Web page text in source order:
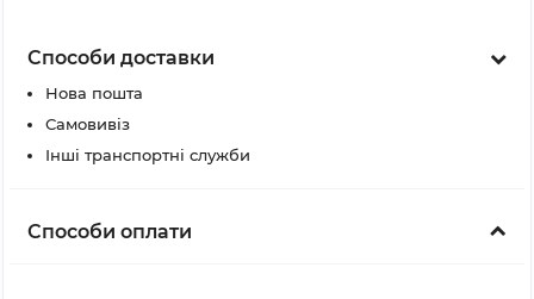
Способи доставки
Нова пошта
Самовивіз
Інші транспортні служби
Способи оплати